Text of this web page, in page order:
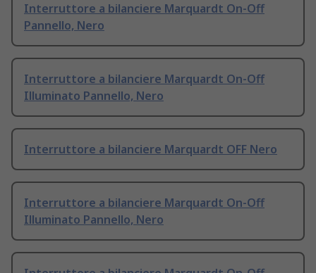
Interruttore a bilanciere Marquardt On-Off
Pannello, Nero
Interruttore a bilanciere Marquardt On-Off
Illuminato Pannello, Nero
Interruttore a bilanciere Marquardt OFF Nero
Interruttore a bilanciere Marquardt On-Off
Illuminato Pannello, Nero